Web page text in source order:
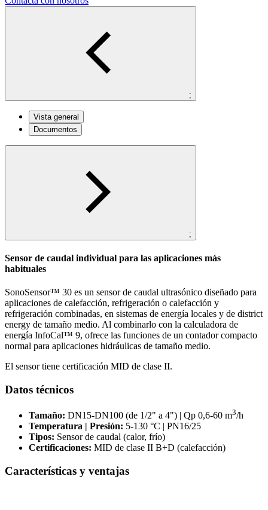
;
Vista general
Documentos
;
Sensor de caudal individual para las aplicaciones más
habituales
SonoSensor™ 30 es un sensor de caudal ultrasónico diseñado para
aplicaciones de calefacción, refrigeración o calefacción y
refrigeración combinadas, en sistemas de energía locales y de district
energy de tamaño medio. Al combinarlo con la calculadora de
energía InfoCal™ 9, ofrece las funciones de un contador compacto
normal para aplicaciones hidráulicas de tamaño medio.
El sensor tiene certificación MID de clase II.
Datos técnicos
Tamaño: DN15-DN100 (de 1/2" a 4") | Qp 0,6-60 m3/h
Temperatura | Presión: 5-130 °C | PN16/25
Tipos: Sensor de caudal (calor, frío)
Certificaciones: MID de clase II B+D (calefacción)
Características y ventajas